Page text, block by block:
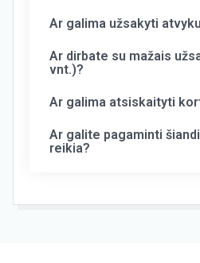
Ar galima užsakyti
Ar dirbate su mažais
vnt.)?
Ar galima atsiskaityti
Ar galite pagaminti
reikia?